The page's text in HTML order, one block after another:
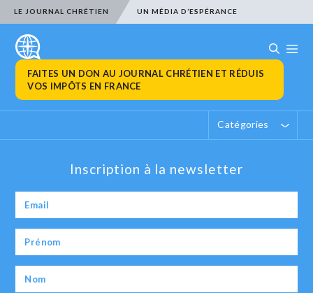
LE JOURNAL CHRÉTIEN UN MÉDIA D’ESPÉRANCE
FAITES UN DON AU JOURNAL CHRÉTIEN ET RÉDUIS
VOS IMPÔTS EN FRANCE
Catégories
Inscription à la newsletter